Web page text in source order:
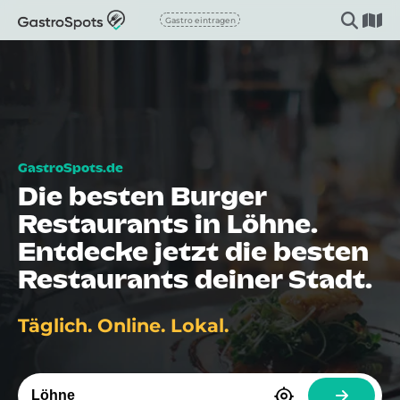
Gastro eintragen
Die besten Burger
Restaurants in Löhne.
Entdecke jetzt die besten
Restaurants deiner Stadt.
Täglich. Online. Lokal.
